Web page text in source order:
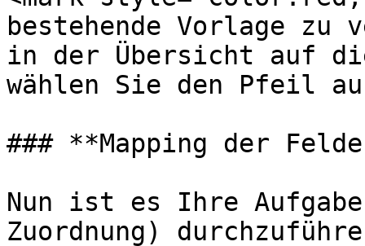
bestehende Vorlage zu
in der Übersicht auf
wählen Sie den Pfeil
### **Mapping der
Nun ist es Ihre
Zuordnung)